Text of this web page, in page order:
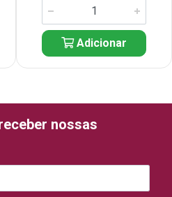
Adicionar
nossas